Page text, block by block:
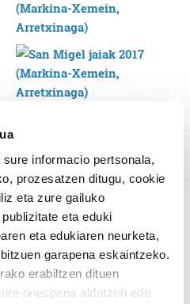
sure informacio pertsonala,
prozesatzen ditugu, cookie
eta zure gailuko
eta eduki
eta edukiaren neurketa,
garapena eskaintzeko.
erabiltzen dituen
onespena aldatzen edo